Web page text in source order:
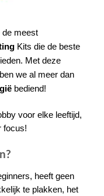
de meest
Kits die de beste
Met deze
we al meer dan
bediend!
voor elke leeftijd,
focus!
heeft geen
te plakken, het